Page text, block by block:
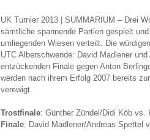
UK Turnier 2013 | SUMMARIUM – Drei
sämtliche spannende Partien gespielt
umliegenden Wiesen verteilt. Die
UTC Alberschwende: David Madlener
entzückenden Finale gegen Anton
werden nach ihrem Erfolg 2007 bereits
verewigt.
Trostfinale: Günther Zündel/Didi Köb
Finale: David Madlener/Andreas Spettel